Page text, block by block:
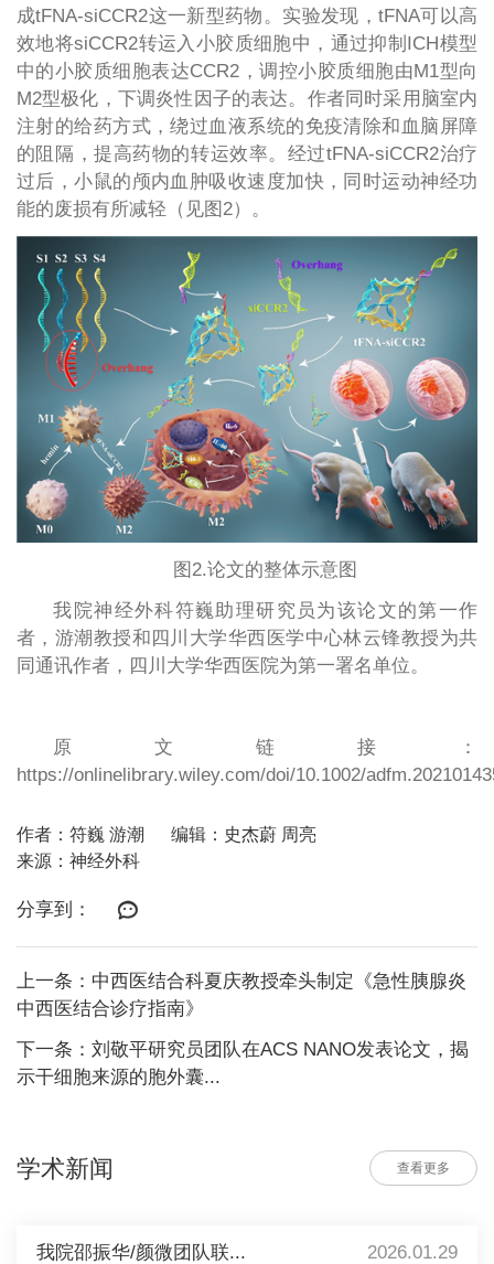
成tFNA-siCCR2这一新型药物。实验发现，tFNA可以高
效地将siCCR2转运入小胶质细胞中，通过抑制ICH模型
中的小胶质细胞表达CCR2，调控小胶质细胞由M1型向
M2型极化，下调炎性因子的表达。作者同时采用脑室内
注射的给药方式，绕过血液系统的免疫清除和血脑屏障
的阻隔，提高药物的转运效率。经过tFNA-siCCR2治疗
过后，小鼠的颅内血肿吸收速度加快，同时运动神经功
能的废损有所减轻（见图2）。
图2.论文的整体示意图
我院神经外科符巍助理研究员为该论文的第一作
者，游潮教授和四川大学华西医学中心林云锋教授为共
同通讯作者，四川大学华西医院为第一署名单位。
原文链接：
https://onlinelibrary.wiley.com/doi/10.1002/
作者：符巍 游潮
编辑：史杰蔚 周亮
来源：神经外科
分享到：
上一条：中西医结合科夏庆教授牵头制定《急性胰腺炎
中西医结合诊疗指南》
下一条：刘敬平研究员团队在ACS NANO发表论文，揭
示干细胞来源的胞外囊...
学术新闻 查看更多
我院邵振华/颜微团队联... 2026.01.29